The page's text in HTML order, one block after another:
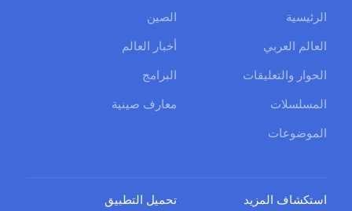
الرئيسية
الصين
العالم العربي
أخبار العالم
الحوار والتعليقات
البرامج
المسلسلات
معارف صينية
الموضوعات
استكشاف المزيد تحميل التطبيق